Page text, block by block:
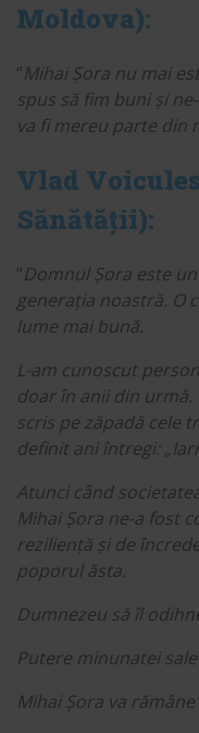
Moldova):
“Mihai Șora nu mai
spus să fim buni și
va fi mereu parte din
Vlad
Sănătății):
“Domnul Șora este
generația noastră. O
lume mai bună.
L-am cunoscut
doar în anii din urmă.
scris pe zăpadă cele
definit ani întregi:
Atunci când
Mihai Șora ne-a fost
reziliență și de
poporul ăsta.
Dumnezeu să îl
Putere minunatei
Mihai Șora va